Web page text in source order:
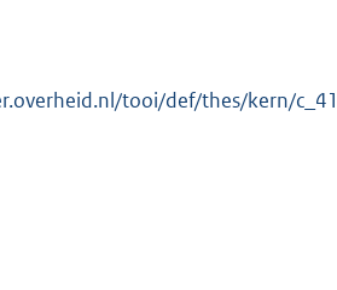
tooi/def/thes/kern/